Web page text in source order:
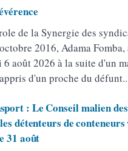
de la Synergie des
2016, Adama Fomba,
août 2026 à la suite d'un
d'un proche du défunt..
: Le Conseil malien des
détenteurs de conteneurs
31 août